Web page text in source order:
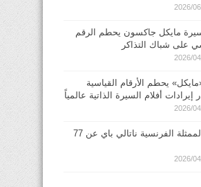
2026/
مايكل جاكسون يحطم الرقم
على شباك التذاكر
2026/
يحطم الأرقام القياسية
إيرادات أفلام السيرة الذاتية عالمياً
2026/
وفاة الممثلة الفرنسية ناتالي باي عن 77
2026/